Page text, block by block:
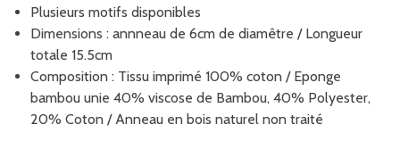
Plusieurs motifs disponibles
Dimensions : annneau de 6cm de diamêtre / Longueur
totale 15.5cm
Composition : Tissu imprimé 100% coton / Eponge
bambou unie 40% viscose de Bambou, 40% Polyester,
20% Coton / Anneau en bois naturel non traité